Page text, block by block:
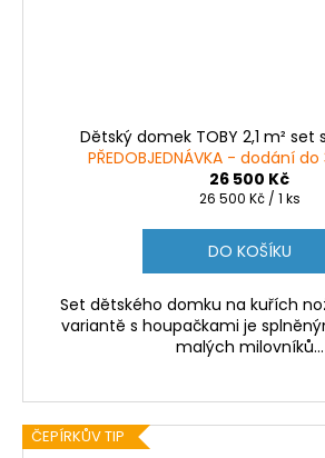
Dětský domek TOBY 2,1 m² set
PŘEDOBJEDNÁVKA - dodání
26 500 Kč
Měrná
26 500 Kč / 1 ks
DO KOŠÍKU
Set dětského domku na kuřích
variantě s houpačkami je
malých milovníků...
ČEPÍRKŮV TIP